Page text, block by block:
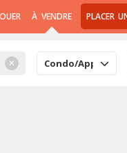
À VENDRE PLACER
✕ Condo/